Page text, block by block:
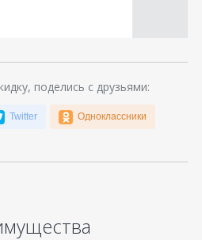
поделись с друзьями:
Twitter Одноклассники